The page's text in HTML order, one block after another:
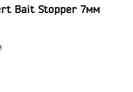
Bait Stopper 7мм